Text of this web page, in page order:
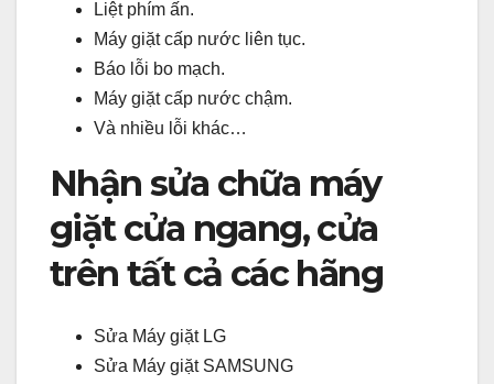
Liệt phím ấn.
Máy giặt cấp nước liên tục.
Báo lỗi bo mạch.
Máy giặt cấp nước chậm.
Và nhiều lỗi khác…
Nhận sửa chữa máy
giặt cửa ngang, cửa
trên tất cả các hãng
Sửa Máy giặt LG
Sửa Máy giặt SAMSUNG